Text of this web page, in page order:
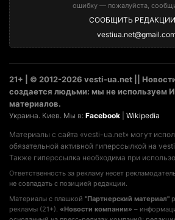
ошибку — пожалуйста,
СООБЩИТЬ
21+ | © 2012-2026 vesti-ua.net ||
создается людьми: мы не используем
материалов.
Украина. Киев. Мы в: Facebook Wikipedia
Материалы с сайта «vesti-ua.net» могут
обязательной активной гиперссылкой на
Также гиперссылка необходима при
Ответственность за рекламу несет
не совпадать с позицией редакции.
Материалы с плашкой "Партнерский материал"
рекламы (21+). «Новости компании» –